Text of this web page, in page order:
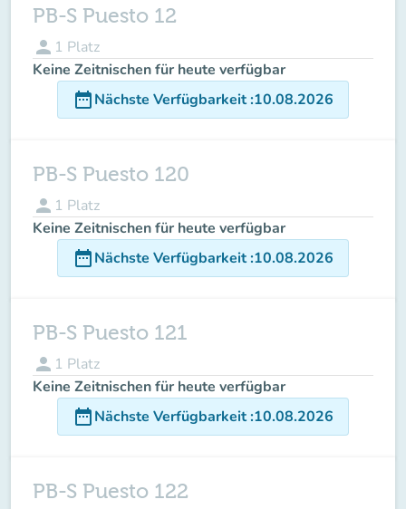
PB-S Puesto 12
person 1 Platz
Keine Zeitnischen für heute verfügbar
date_rangeNächste Verfügbarkeit:10.08.2026
PB-S Puesto 120
person 1 Platz
Keine Zeitnischen für heute verfügbar
date_rangeNächste Verfügbarkeit:10.08.2026
PB-S Puesto 121
person 1 Platz
Keine Zeitnischen für heute verfügbar
date_rangeNächste Verfügbarkeit:10.08.2026
PB-S Puesto 122